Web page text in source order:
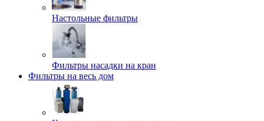
Настольные фильтры
Фильтры насадки на кран
Фильтры на весь дом